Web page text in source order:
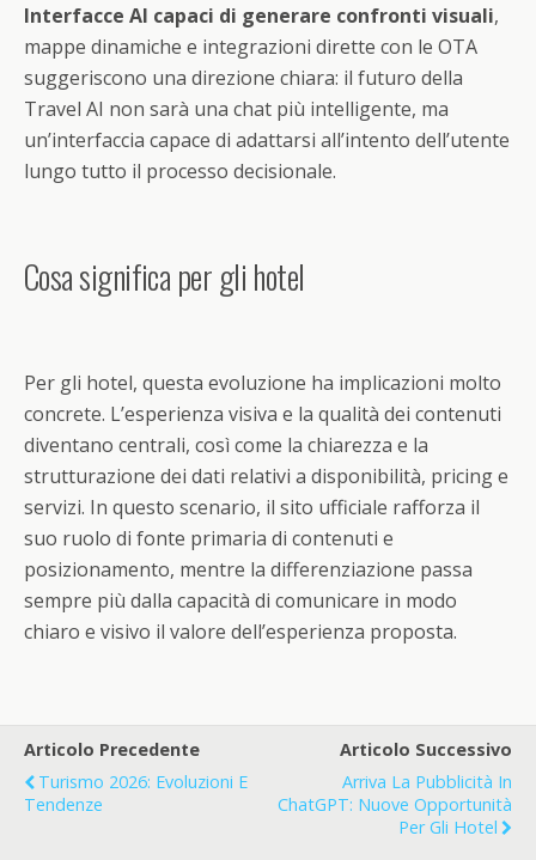
Interfacce AI capaci di generare confronti visuali,
mappe dinamiche e integrazioni dirette con le OTA
suggeriscono una direzione chiara: il futuro della
Travel AI non sarà una chat più intelligente, ma
un’interfaccia capace di adattarsi all’intento dell’utente
lungo tutto il processo decisionale.
Cosa significa per gli hotel
Per gli hotel, questa evoluzione ha implicazioni molto
concrete. L’esperienza visiva e la qualità dei contenuti
diventano centrali, così come la chiarezza e la
strutturazione dei dati relativi a disponibilità, pricing e
servizi. In questo scenario, il sito ufficiale rafforza il
suo ruolo di fonte primaria di contenuti e
posizionamento, mentre la differenziazione passa
sempre più dalla capacità di comunicare in modo
chiaro e visivo il valore dell’esperienza proposta.
Articolo Precedente
Turismo 2026: Evoluzioni E
Tendenze
Articolo Successivo
Arriva La Pubblicità In
ChatGPT: Nuove Opportunità
Per Gli Hotel